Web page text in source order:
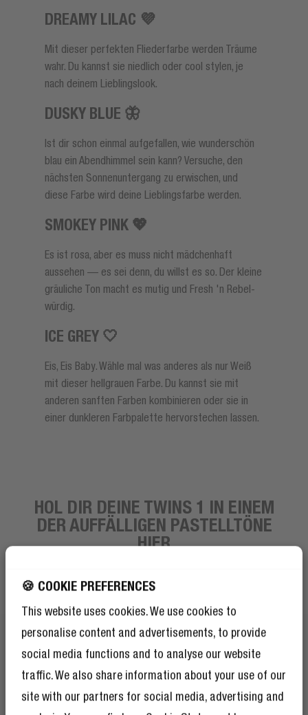
🍪 COOKIE PREFERENCES
This website uses cookies. We use cookies to
personalise content and advertisements, to provide
social media functions and to analyse our website
traffic. We also share information about your use of our
site with our partners for social media, advertising and
DREAMY LILAC 💜
Mit dieser perfekten Fliederfarbe werden Träume
wahr. Du kannst sie niedlich oder cool stylen, je
nach deinem Lieblingslook.
DUSKY BLUE 🦋
Ist dir schon einmal aufgefallen, wie wunderschön
blau ein Abendhimmel sein kann? Versuche, den
nächsten Sonnenuntergang zu erwischen, und
diese Farbe wird deine Lieblingsfarbe werden.
SMOKEY PINK 💖
Es ist rosa, aber es muss nicht mädchenhaft
aussehen — es sei denn, du willst es so. Der kleine
gräuliche Ton macht es mutig und Fresh 'n Rebel-
würdig.
ICE GREY 🤍
Eis, Eis Baby. Wähle mal was anderes als nur Weiß
mit dieser hellgrauen Farbe. Du kannst sie mit
anderen sanften Farben kombinieren oder sie in
einer dunkleren Farbpalette hervorstechen lassen.
HOL DIR DEINE TWINS 1 IN EINEM
DER AUFFÄLLIGEN PASTELLTÖNE
HIER
WEITERLESEN
ERHALTE 10 %
RABATT AUF DEINE
WEITERE ORDER!